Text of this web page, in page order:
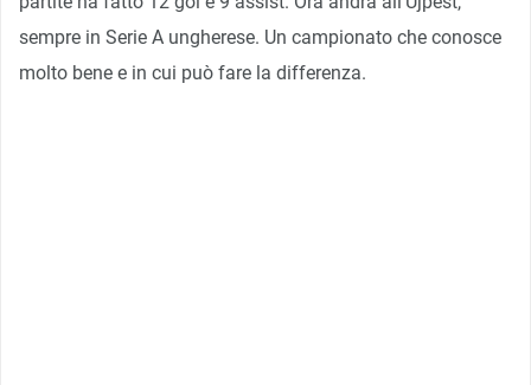
sempre in Serie A ungherese. Un campionato che conosce
molto bene e in cui può fare la differenza.